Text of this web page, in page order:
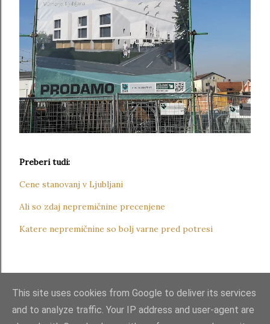
Preberi tudi:
Cene stanovanj v Ljubljani
Ali so zdaj nepremičnine precenjene
Katere nepremičnine so bolj varne pred potresi
This site uses cookies from Google to deliver its services
and to analyze traffic. Your IP address and user-agent are